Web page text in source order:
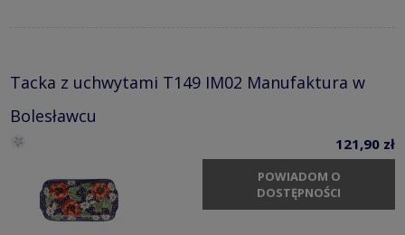
Tacka z uchwytami T149 IM02 Manufaktura w
Bolesławcu
121,90 zł
POWIADOM O
DOSTĘPNOŚCI